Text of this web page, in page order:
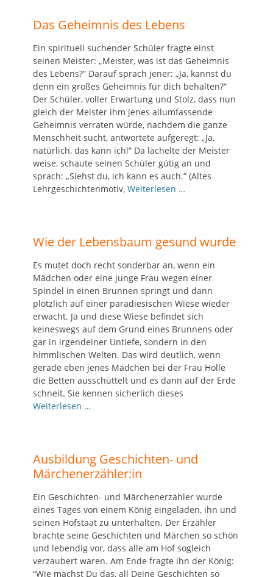
Das Geheimnis des Lebens
Ein spirituell suchender Schüler fragte einst
seinen Meister: „Meister, was ist das Geheimnis
des Lebens?“ Darauf sprach jener: „Ja, kannst du
denn ein großes Geheimnis für dich behalten?“
Der Schüler, voller Erwartung und Stolz, dass nun
gleich der Meister ihm jenes allumfassende
Geheimnis verraten würde, nachdem die ganze
Menschheit sucht, antwortete aufgeregt: „Ja,
natürlich, das kann ich!“ Da lächelte der Meister
weise, schaute seinen Schüler gütig an und
sprach: „Siehst du, ich kann es auch.“ (Altes
Lehrgeschichtenmotiv, Weiterlesen …
Wie der Lebensbaum gesund wurde
Es mutet doch recht sonderbar an, wenn ein
Mädchen oder eine junge Frau wegen einer
Spindel in einen Brunnen springt und dann
plötzlich auf einer paradiesischen Wiese wieder
erwacht. Ja und diese Wiese befindet sich
keineswegs auf dem Grund eines Brunnens oder
gar in irgendeiner Untiefe, sondern in den
himmlischen Welten. Das wird deutlich, wenn
gerade eben jenes Mädchen bei der Frau Holle
die Betten ausschüttelt und es dann auf der Erde
schneit. Sie kennen sicherlich dieses
Weiterlesen …
Ausbildung Geschichten- und
Märchenerzähler:in
Ein Geschichten- und Märchenerzähler wurde
eines Tages von einem König eingeladen, ihn und
seinen Hofstaat zu unterhalten. Der Erzähler
brachte seine Geschichten und Märchen so schön
und lebendig vor, dass alle am Hof sogleich
verzaubert waren. Am Ende fragte ihn der König:
“Wie machst Du das, all Deine Geschichten so